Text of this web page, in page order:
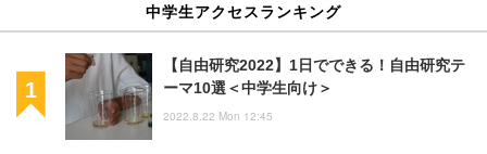
中学生アクセスランキング
【自由研究2022】1日でできる！自由研究テ
ーマ10選＜中学生向け＞
2022.8.22 Mon 12:45